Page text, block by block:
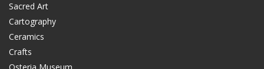
Sacred Art
Cartography
Ceramics
Crafts